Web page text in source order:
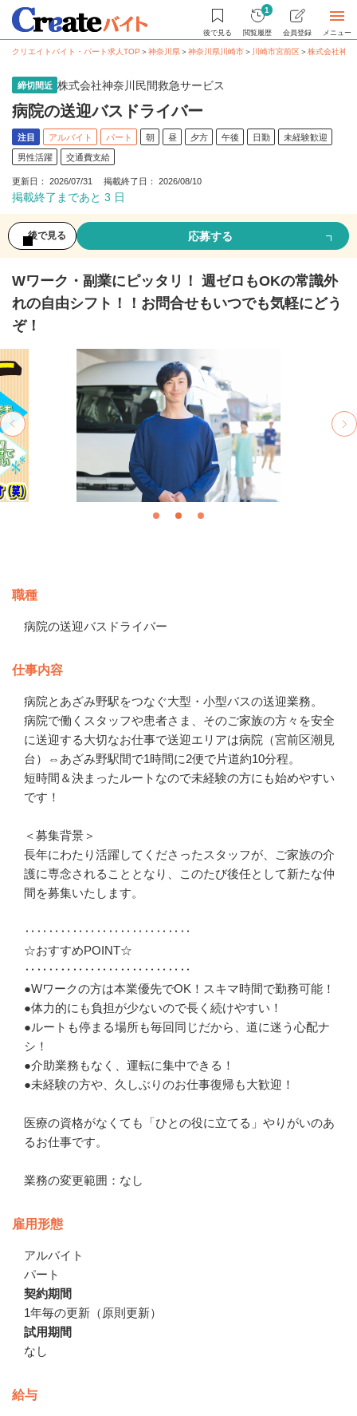
後で見る
1
閲覧履歴 会員登録 メニュー
クリエイトバイト・パート求人TOP ＞神奈川県＞神奈川県川崎市＞ 川崎市宮前区＞株式会社神
締切間近 株式会社神奈川民間救急サービス
病院の送迎バスドライバー
注目 アルバイト パート 朝 昼 夕方 午後 日勤 未経験歓迎
男性活躍 交通費支給
更新日： 2026/07/31 掲載終了日： 2026/08/10
掲載終了まであと 3 日
後で見る 応募する
Wワーク・副業にピッタリ！ 週ゼロもOKの常識外
れの自由シフト！！お問合せもいつでも気軽にどう
ぞ！
職種
病院の送迎バスドライバー
仕事内容
病院とあざみ野駅をつなぐ大型・小型バスの送迎業務。
病院で働くスタッフや患者さま、そのご家族の方々を安全
に送迎する大切なお仕事で送迎エリアは病院（宮前区潮見
台）⇔あざみ野駅間で1時間に2便で片道約10分程。
短時間＆決まったルートなので未経験の方にも始めやすい
です！
＜募集背景＞
長年にわたり活躍してくださったスタッフが、ご家族の介
護に専念されることとなり、このたび後任として新たな仲
間を募集いたします。
‥‥‥‥‥‥‥‥‥‥‥‥‥‥
☆おすすめPOINT☆
‥‥‥‥‥‥‥‥‥‥‥‥‥‥
●Wワークの方は本業優先でOK！スキマ時間で勤務可能！
●体力的にも負担が少ないので長く続けやすい！
●ルートも停まる場所も毎回同じだから、道に迷う心配ナ
シ！
●介助業務もなく、運転に集中できる！
●未経験の方や、久しぶりのお仕事復帰も大歓迎！
医療の資格がなくても「ひとの役に立てる」やりがいのあ
るお仕事です。
業務の変更範囲：なし
雇用形態
アルバイト
パート
契約期間
1年毎の更新（原則更新）
試用期間
なし
給与